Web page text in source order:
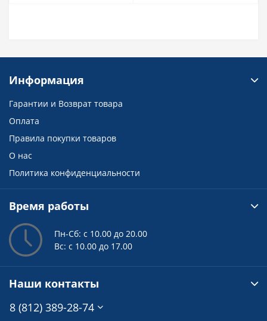
Информация
Гарантии и Возврат товара
Оплата
Правила покупки товаров
О нас
Политика конфиденциальности
Время работы
Пн-Сб: с 10.00 до 20.00
Вс: с 10.00 до 17.00
Наши контакты
8 (812) 389-28-74